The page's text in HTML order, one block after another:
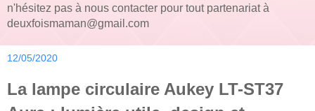
n'hésitez pas à nous contacter pour tout partenariat à
deuxfoismaman@gmail.com
12/05/2020
La lampe circulaire Aukey LT-ST37